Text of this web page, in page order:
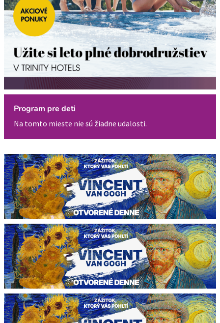
Program pre deti
Na tomto mieste nie sú žiadne udalosti.